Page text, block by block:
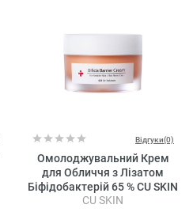
Відгуки(0)
Омолоджувальний Крем
для Обличчя з Лізатом
Біфідобактерій 65 % CU SKIN
Dr. Solution Bifida Barrier
CU SKIN